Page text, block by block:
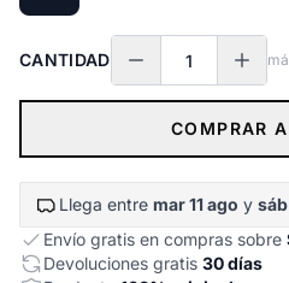
CANTIDAD
COMPRAR
Llega entre mar 11 ago y
Envío gratis en compras sobre
Devoluciones gratis 30 días